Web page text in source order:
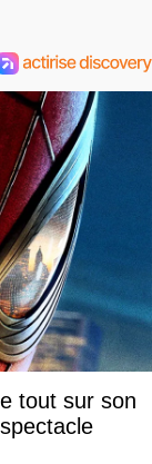
tout sur son